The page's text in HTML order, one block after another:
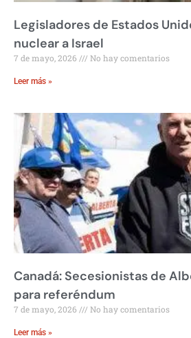
Legisladores de Estados
nuclear a Israel
7 de mayo, 2026 No hay comentarios
Leer más »
Canadá: Secesionistas de
para referéndum
7 de mayo, 2026 No hay comentarios
Leer más »